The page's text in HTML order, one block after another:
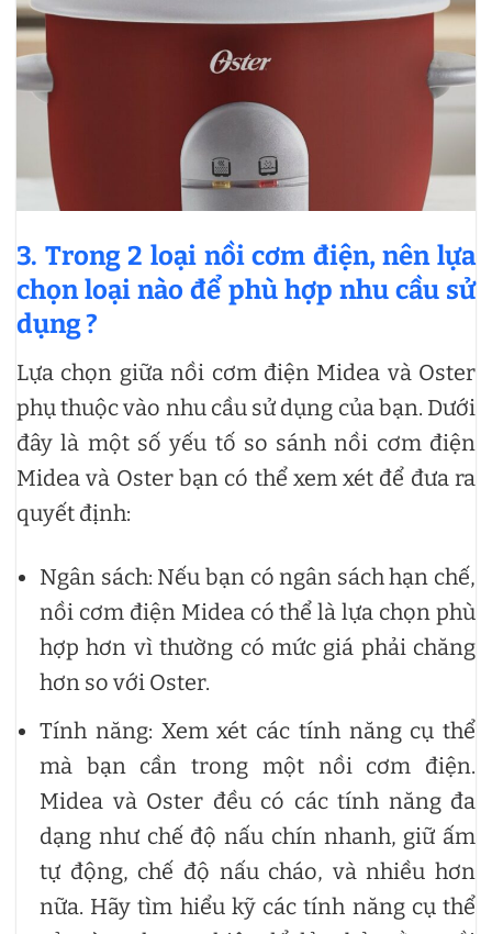
3. Trong 2 loại nồi cơm điện, nên lựa
chọn loại nào để phù hợp nhu cầu sử
dụng ?
Lựa chọn giữa nồi cơm điện Midea và Oster
phụ thuộc vào nhu cầu sử dụng của bạn. Dưới
đây là một số yếu tố so sánh nồi cơm điện
Midea và Oster bạn có thể xem xét để đưa ra
quyết định:
Ngân sách: Nếu bạn có ngân sách hạn chế,
nồi cơm điện Midea có thể là lựa chọn phù
hợp hơn vì thường có mức giá phải chăng
hơn so với Oster.
Tính năng: Xem xét các tính năng cụ thể
mà bạn cần trong một nồi cơm điện.
Midea và Oster đều có các tính năng đa
dạng như chế độ nấu chín nhanh, giữ ấm
tự động, chế độ nấu cháo, và nhiều hơn
nữa. Hãy tìm hiểu kỹ các tính năng cụ thể